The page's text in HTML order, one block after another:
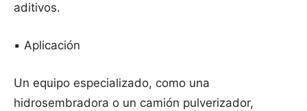
aditivos.
▪️ Aplicación
Un equipo especializado, como una
hidrosembradora o un camión pulverizador,